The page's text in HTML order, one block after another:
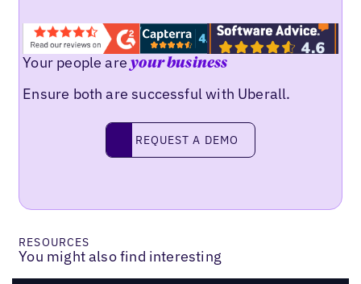
Your people areyour business
Ensure both are successful with Uberall.
Request a demo
REQUEST A DEMO
RESOURCES
You might also find interesting